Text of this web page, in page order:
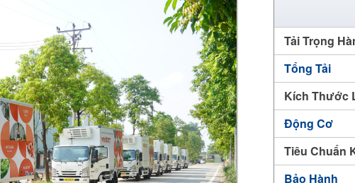
Tải Trọng
Tổng Tải
Kích Thước
Động Cơ
Tiêu Chuẩn
Bảo Hành